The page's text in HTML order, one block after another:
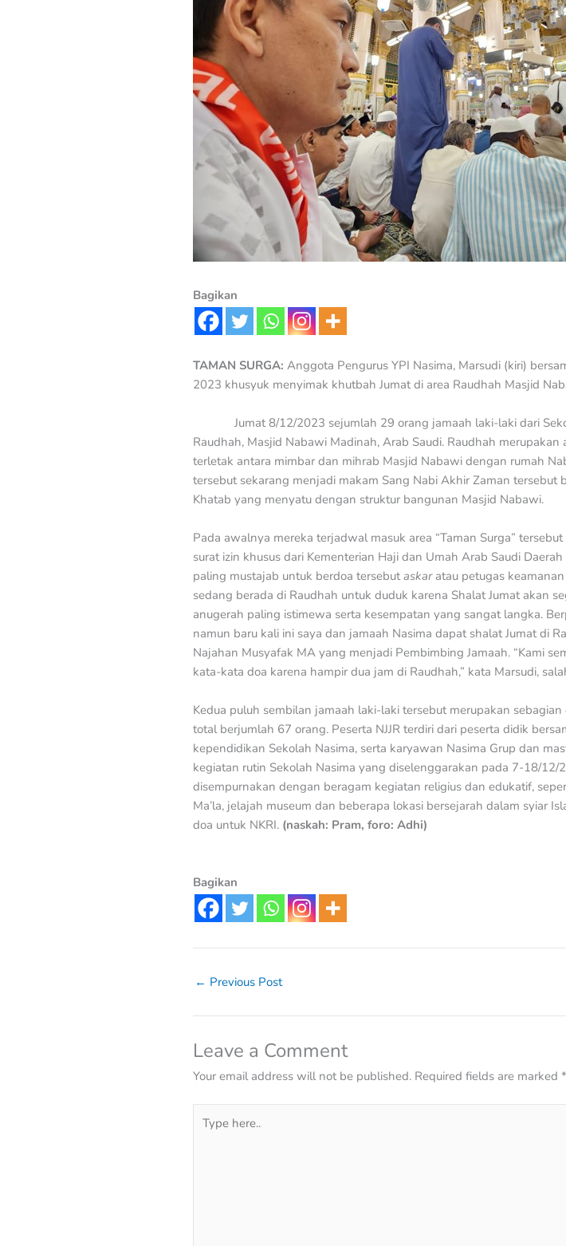
Bagikan
TAMAN SURGA: Anggota Pengurus YPI Nasima, Marsudi (kiri)
2023 khusyuk menyimak khutbah Jumat di area Raudhah Masjid
Jumat 8/12/2023 sejumlah 29 orang jamaah laki-laki dari
Raudhah, Masjid Nabawi Madinah, Arab Saudi. Raudhah
terletak antara mimbar dan mihrab Masjid Nabawi dengan rumah
tersebut sekarang menjadi makam Sang Nabi Akhir Zaman tersebut
Khatab yang menyatu dengan struktur bangunan Masjid Nabawi.
Pada awalnya mereka terjadwal masuk area “Taman Surga”
surat izin khusus dari Kementerian Haji dan Umah Arab Saudi
paling mustajab untuk berdoa tersebutaskar atau petugas
sedang berada di Raudhah untuk duduk karena Shalat Jumat akan
anugerah paling istimewa serta kesempatan yang sangat langka.
namun baru kali ini saya dan jamaah Nasima dapat shalat Jumat di
Najahan Musyafak MA yang menjadi Pembimbing Jamaah. “Kami
kata-kata doa karena hampir dua jam di Raudhah,” kata Marsudi,
Kedua puluh sembilan jamaah laki-laki tersebut merupakan
total berjumlah 67 orang. Peserta NJJR terdiri dari peserta didik
kependidikan Sekolah Nasima, serta karyawan Nasima Grup dan
kegiatan rutin Sekolah Nasima yang diselenggarakan pada 7-18/12/
disempurnakan dengan beragam kegiatan religius dan edukatif,
Ma’la, jelajah museum dan beberapa lokasi bersejarah dalam syiar
doa untuk NKRI. (naskah: Pram, foro: Adhi)
Bagikan
← Previous Post
Leave a Comment
Your email address will not be published. Required fields are marked *
here..